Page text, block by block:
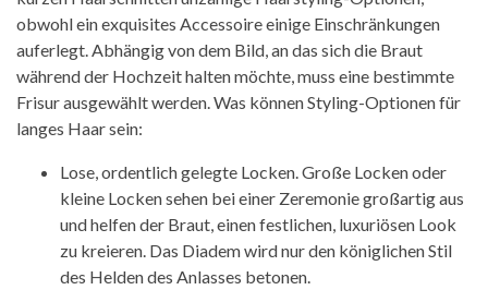
obwohl ein exquisites Accessoire einige Einschränkungen
auferlegt. Abhängig von dem Bild, an das sich die Braut
während der Hochzeit halten möchte, muss eine bestimmte
Frisur ausgewählt werden. Was können Styling-Optionen für
langes Haar sein:
Lose, ordentlich gelegte Locken. Große Locken oder
kleine Locken sehen bei einer Zeremonie großartig aus
und helfen der Braut, einen festlichen, luxuriösen Look
zu kreieren. Das Diadem wird nur den königlichen Stil
des Helden des Anlasses betonen.